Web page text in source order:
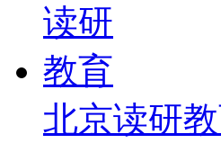
北京读研